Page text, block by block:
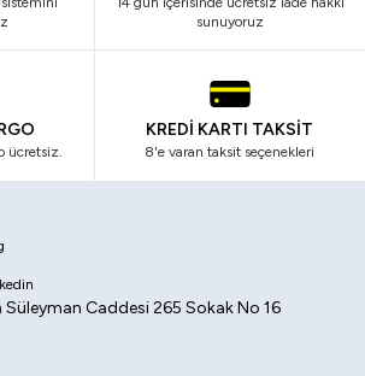
sunuyoruz
ücretsiz.
KREDİ KARTI TAKSİT
8'e varan taksit seçenekleri
Süleyman Caddesi 265 Sokak No 16